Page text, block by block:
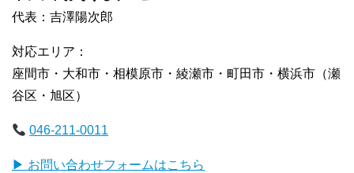
代表：吉澤陽次郎
対応エリア：
座間市・大和市・相模原市・綾瀬市・町田市・横浜市（瀬
谷区・旭区）
046-211-0011
▶ お問い合わせフォームはこちら